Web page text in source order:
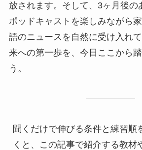
放されます。そして、3ヶ月後の
ポッドキャストを楽しみながら
語のニュースを自然に受け入れ
来への第一歩を、今日ここから
う。
聞くだけで伸びる条件と練習順
くと、この記事で紹介する教材